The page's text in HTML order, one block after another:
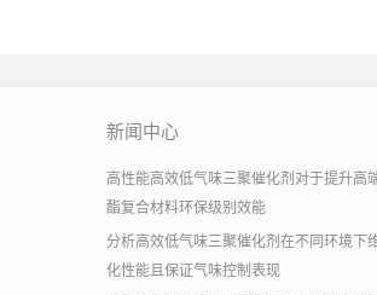
新闻中心
高性能高效低气味三聚催化剂对于提升高
酯复合材料环保级别效能
分析高效低气味三聚催化剂在不同环境下
化性能且保证气味控制表现